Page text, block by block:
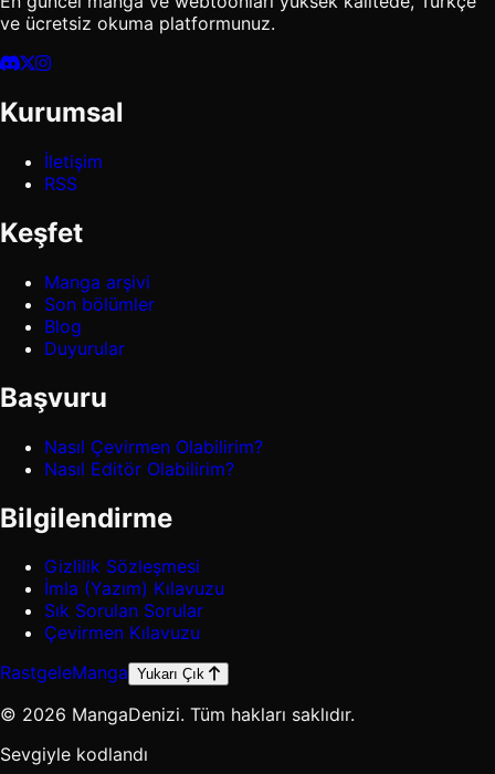
ve ücretsiz okuma platformunuz.
Kurumsal
İletişim
RSS
Keşfet
Manga arşivi
Son bölümler
Blog
Duyurular
Başvuru
Nasıl Çevirmen Olabilirim?
Nasıl Editör Olabilirim?
Bilgilendirme
Gizlilik Sözleşmesi
İmla (Yazım) Kılavuzu
Sık Sorulan Sorular
Çevirmen Kılavuzu
RastgeleManga Yukarı Çık
© 2026 MangaDenizi. Tüm hakları saklıdır.
Sevgiyle kodlandı